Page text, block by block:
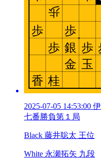
2025-07-05 14:53:00
七番勝負第１局
Black 藤井聡太 王位
White 永瀬拓矢 九段